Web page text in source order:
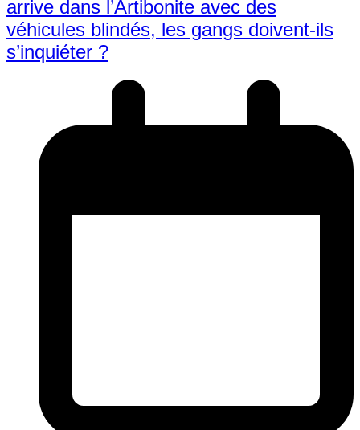
arrive dans l’Artibonite avec des
véhicules blindés, les gangs doivent-ils
s’inquiéter ?